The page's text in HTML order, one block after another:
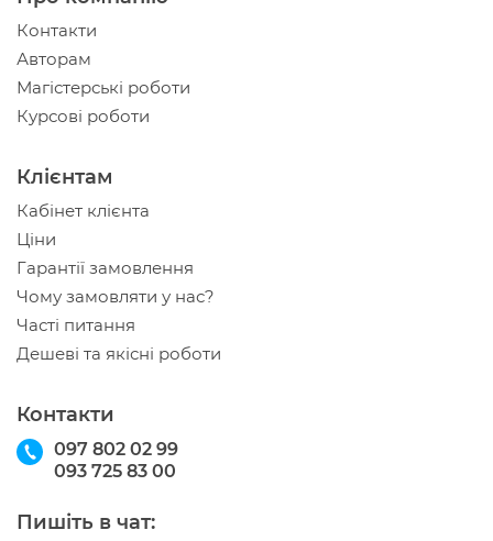
Контакти
Авторам
Магістерські роботи
Курсові роботи
Клієнтам
Кабінет клієнта
Ціни
Гарантії замовлення
Чому замовляти у нас?
Часті питання
Дешеві та якісні роботи
Контакти
097 802 02 99
093 725 83 00
Пишіть в чат: